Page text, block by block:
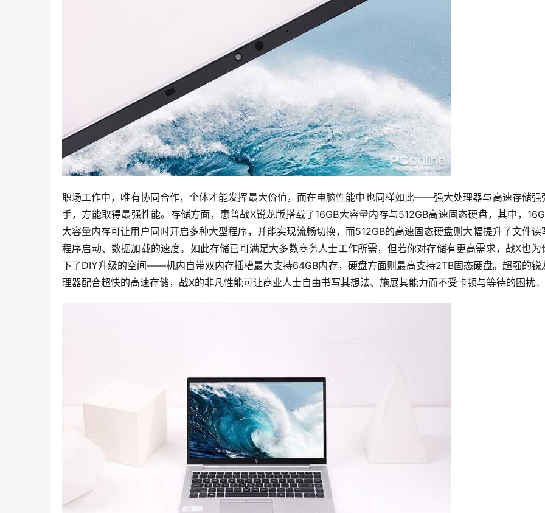
职场工作中，唯有协同合作，个体才能发挥最大价值，而在电脑性能中也同样如此——强大处理器与高速存储强
手，方能取得最强性能。存储方面，惠普战X锐龙版搭载了16GB大容量内存与512GB高速固态硬盘，其中，
大容量内存可让用户同时开启多种大型程序，并能实现流畅切换，而512GB的高速固态硬盘则大幅提升了文件读
程序启动、数据加载的速度。如此存储已可满足大多数商务人士工作所需，但若你对存储有更高需求，战X也为
下了DIY升级的空间——机内自带双内存插槽最大支持64GB内存，硬盘方面则最高支持2TB固态硬盘。超强的锐
理器配合超快的高速存储，战X的非凡性能可让商业人士自由书写其想法、施展其能力而不受卡顿与等待的困扰。